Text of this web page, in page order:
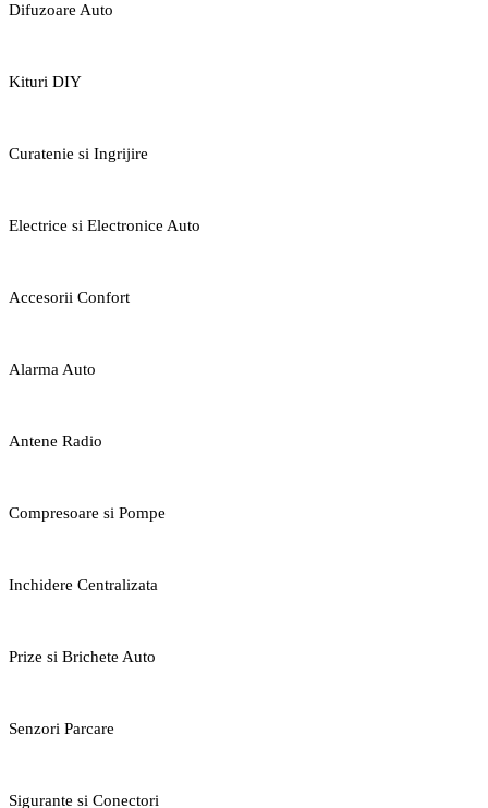
Difuzoare Auto
Kituri DIY
Curatenie si Ingrijire
Electrice si Electronice Auto
Accesorii Confort
Alarma Auto
Antene Radio
Compresoare si Pompe
Inchidere Centralizata
Prize si Brichete Auto
Senzori Parcare
Sigurante si Conectori